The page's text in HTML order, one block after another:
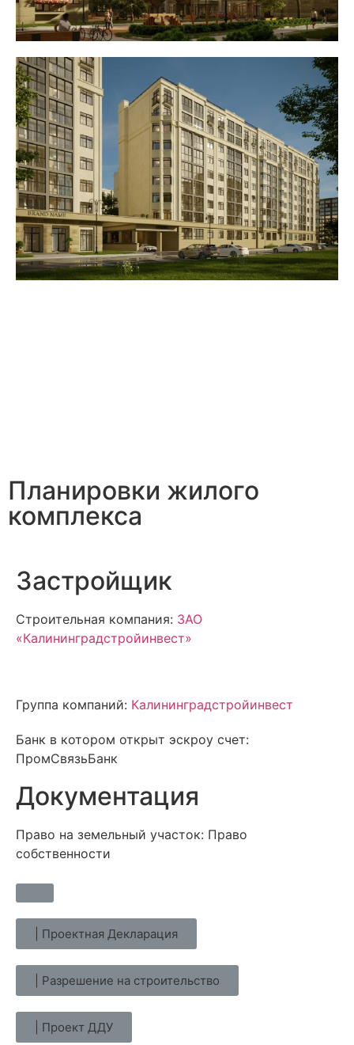
Планировки жилого
комплекса
Застройщик
Строительная компания: ЗАО
«Калининградстройинвест»
Группа компаний: Калининградстройинвест
Банк в котором открыт эскроу счет:
ПромСвязьБанк
Документация
Право на земельный участок: Право
собственности
| Проектная Декларация
| Разрешение на строительство
| Проект ДДУ